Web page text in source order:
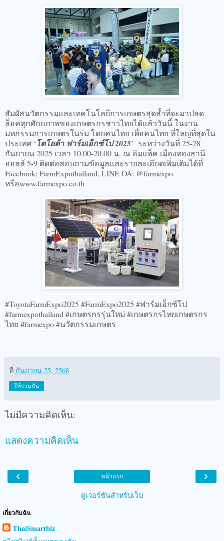
สัมผัสนวัตกรรมและเทคโนโลยีการเกษตรสุดล้ำที่จะมาปลด
ล็อคทุกศักยภาพของเกษตรกรชาวไทยได้แล้ววันนี้ ในงาน
มหกรรมการเกษตรในร่ม โดยคนไทย เพื่อคนไทย ที่ใหญ่ที่สุดใน
ประเทศ ‘โตโยต้า ฟาร์มเอ็กซ์โป 2025’ ระหว่างวันที่ 25-28
กันยายน 2025 เวลา 10.00-20.00 น. ณ อิมแพ็ค เมืองทองธานี
ฮอลล์ 5-9 ติดต่อสอบถามข้อมูลและรายละเอียดเพิ่มเติมได้ที่
Facebook: FarmExpothailand, LINE OA: @farmexpo
หรือwww.farmexpo.co.th
#ToyotaFarmExpo2025 #FarmExpo2025 #ฟาร์มเอ็กซ์โป
#farmexpothailand #เกษตรกรรุ่นใหม่ #เกษตรกรไทยเกษตรกร
ไทย #farmexpo #นวัตกรรมเกษตร
ที่ กันยายน 25, 2568
ใช้ร่วมกัน
ไม่มีความคิดเห็น:
แสดงความคิดเห็น
‹ ›
หน้าแรก
ดูเวอร์ชันสำหรับเว็บ
เกี่ยวกับฉัน
ThaiSmartbiz